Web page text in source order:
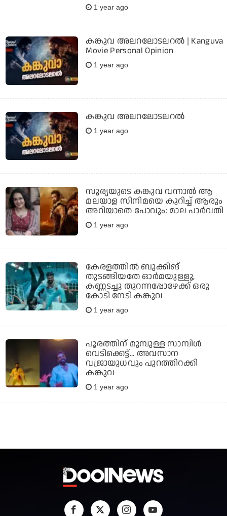
1 year ago
കങ്കുവ അലറലോടലറല്‍ | Kanguva
Movie Personal Opinion
1 year ago
കങ്കുവ അലറലോടലറല്‍
1 year ago
സൂര്യയുടെ കങ്കുവ വന്നാൽ ആ
മലയാള സിനിമയെ കുറിച്ച് ആരും
അറിയാതെ പോവും: മാല പാർവതി
1 year ago
കേരളത്തില്‍ ബുക്കിങ്
തുടങ്ങിയതേ ഓര്‍മയുള്ളൂ,
കണ്ണടച്ചു തുറന്നപ്പോഴേക്ക് ഒരു
കോടി നേടി കങ്കുവ
1 year ago
പൂരത്തിന് മുമ്പുള്ള സാമ്പിള്‍
വെടിക്കെട്ട്... അവസാന
വജ്രായുധവും പുറത്തിറക്കി
കങ്കുവ
1 year ago